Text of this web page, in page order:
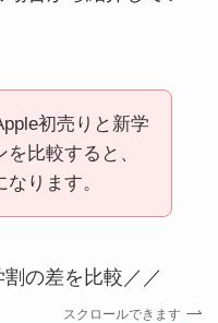
初売りと新学
比較すると、
ります。
の差を比較／／
スクロールできます